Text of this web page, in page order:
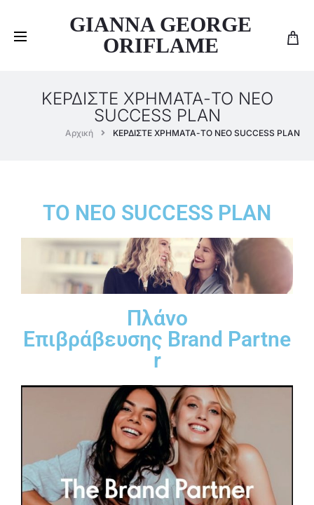
GIANNA GEORGE
ORIFLAME
ΚΕΡΔΙΣΤΕ ΧΡΗΜΑΤΑ-ΤΟ ΝΕΟ
SUCCESS PLAN
Αρχική ΚΕΡΔΙΣΤΕ ΧΡΗΜΑΤΑ-ΤΟ ΝΕΟ SUCCESS PLAN
ΤΟ ΝΕΟ SUCCESS PLAN
Πλάνο
Επιβράβευσης Brand Partne
r